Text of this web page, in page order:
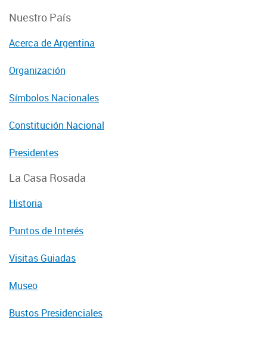
Nuestro País
Acerca de Argentina
Organización
Símbolos Nacionales
Constitución Nacional
Presidentes
La Casa Rosada
Historia
Puntos de Interés
Visitas Guiadas
Museo
Bustos Presidenciales